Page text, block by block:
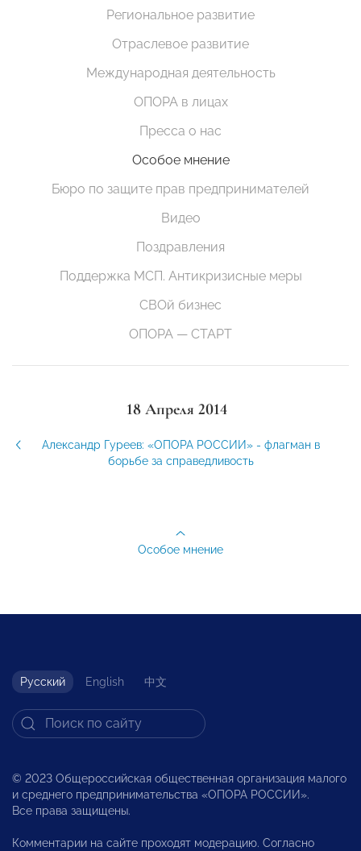
Региональное развитие
Отраслевое развитие
Международная деятельность
ОПОРА в лицах
Пресса о нас
Особое мнение
Бюро по защите прав предпринимателей
Видео
Поздравления
Поддержка МСП. Антикризисные меры
СВОй бизнес
ОПОРА — СТАРТ
18 Апреля 2014
Александр Гуреев: «ОПОРА РОССИИ» - флагман в
борьбе за справедливость
Особое мнение
Русский English 中文
© 2023 Общероссийская общественная организация малого
и среднего предпринимательства «ОПОРА РОССИИ».
Все права защищены.
Комментарии на сайте проходят модерацию. Согласно